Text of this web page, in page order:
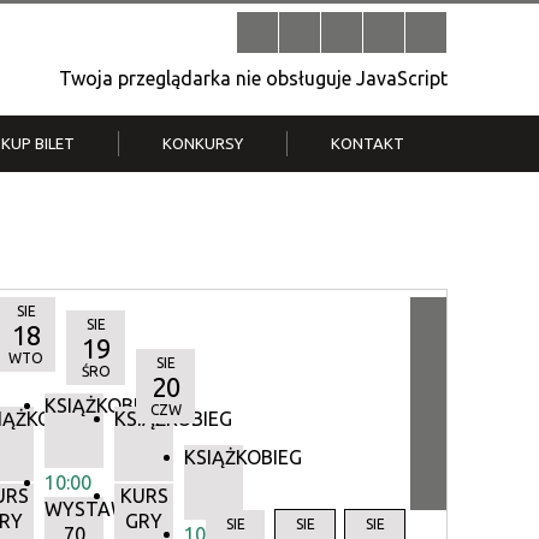
Twoja przeglądarka nie obsługuje JavaScript
KUP BILET KONKURSY
T.
KONTAKT
SIE
18
WTO
KSIĄŻKOBIEG
10:00
WYSTAWA:
70
SIE
19
ŚRO
KSIĄŻKOBIEG
KURS
GRY
SIE
20
CZW
KSIĄŻKOBIEG
10:00SIE SIE SIE